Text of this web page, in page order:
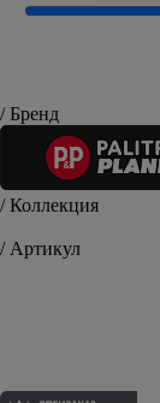
/ Бренд
/ Коллекция
/ Артикул